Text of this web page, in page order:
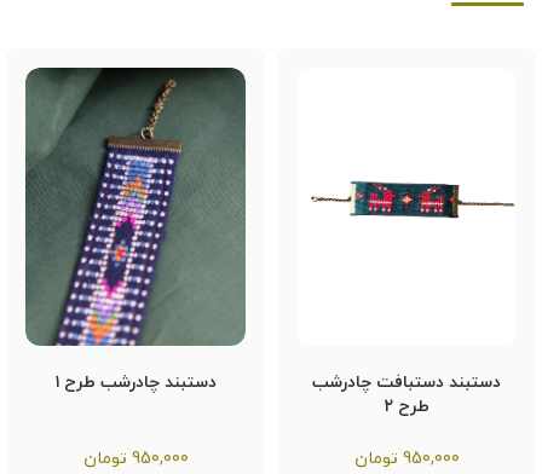
دستبند دستبافت چادرشب
طرح ۲
950,000 تومان
دستبند چادرشب طرح ۱
950,000 تومان